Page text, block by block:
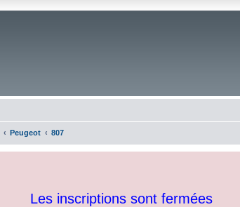
Peugeot 807
Les inscriptions sont fermées